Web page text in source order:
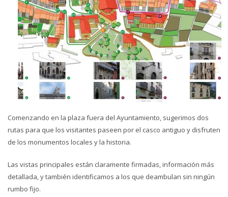
Comenzando en la plaza fuera del Ayuntamiento, sugerimos dos
rutas para que los visitantes paseen por el casco antiguo y disfruten
de los monumentos locales y la historia.
Las vistas principales están claramente firmadas, información más
detallada, y también identificamos a los que deambulan sin ningún
rumbo fijo.